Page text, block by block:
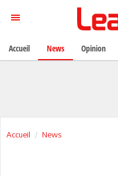
Accueil News
Accueil News Opinion